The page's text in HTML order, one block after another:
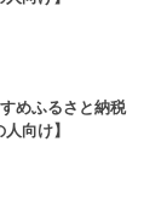
めふるさと納税
向け】